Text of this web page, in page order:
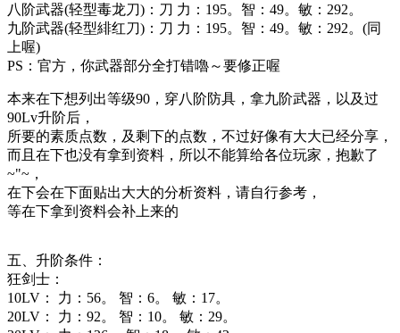
八阶武器(轻型毒龙刀)：刀 力：195。智：49。敏：292。
九阶武器(轻型緋红刀)：刀 力：195。智：49。敏：292。(同
上喔)
PS：官方，你武器部分全打错嚕～要修正喔
本来在下想列出等级90，穿八阶防具，拿九阶武器，以及过
90Lv升阶后，
所要的素质点数，及剩下的点数，不过好像有大大已经分享，
而且在下也没有拿到资料，所以不能算给各位玩家，抱歉了
~"~，
在下会在下面贴出大大的分析资料，请自行参考，
等在下拿到资料会补上来的
五、升阶条件：
狂剑士：
10LV： 力：56。 智：6。 敏：17。
20LV： 力：92。 智：10。 敏：29。